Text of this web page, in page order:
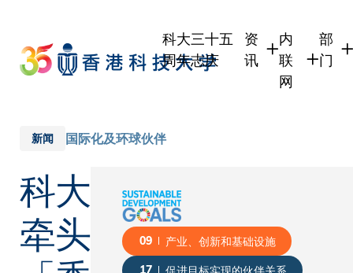
main
content
科大三十五
周年志庆
资
讯
内
联
网
部
门
新闻 国际化及环球伙伴
科大
牵头
09 产业、创新和基础设施
17 促进目标实现的伙伴关系